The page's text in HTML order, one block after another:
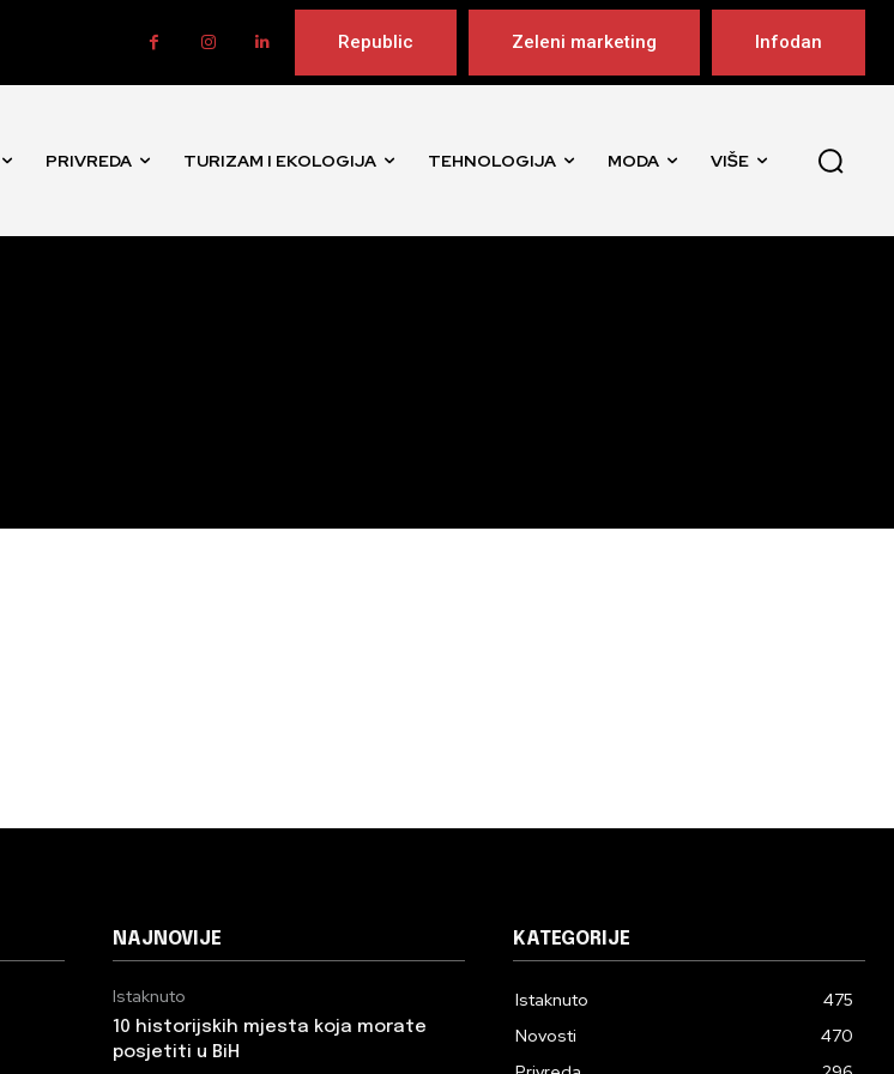
Republic Zeleni marketing Infodan
PRIVREDA TURIZAM I EKOLOGIJA TEHNOLOGIJA MODA VIŠE
NAJNOVIJE
Istaknuto
10 historijskih mjesta koja morate
posjetiti u BiH
KATEGORIJE
Istaknuto
475
Novosti
470